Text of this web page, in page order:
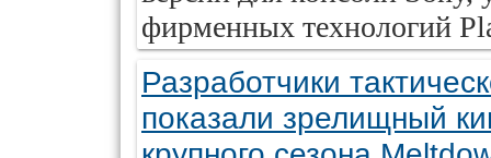
фирменных технологий
Разработчики
показали зрелищный